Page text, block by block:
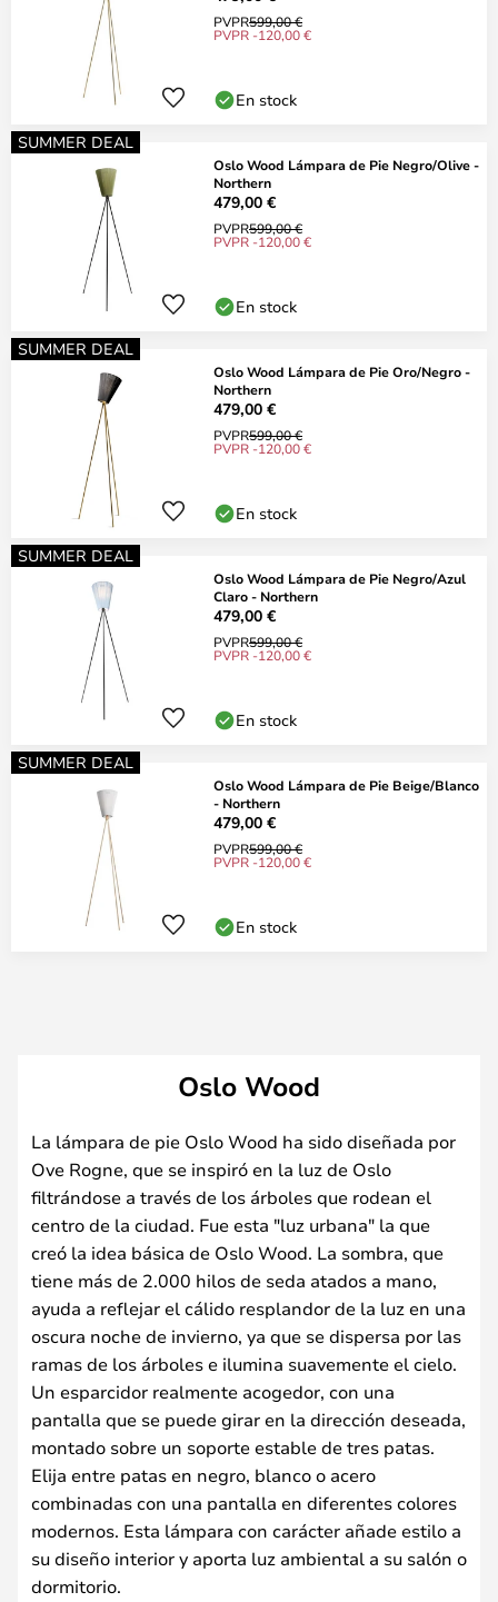
PVPR599,00 €
PVPR -120,00 €
En stock
SUMMER DEAL
Oslo Wood Lámpara de Pie Negro/Olive -
Northern
479,00 €
PVPR599,00 €
PVPR -120,00 €
En stock
SUMMER DEAL
Oslo Wood Lámpara de Pie Oro/Negro -
Northern
479,00 €
PVPR599,00 €
PVPR -120,00 €
En stock
SUMMER DEAL
Oslo Wood Lámpara de Pie Negro/Azul
Claro - Northern
479,00 €
PVPR599,00 €
PVPR -120,00 €
En stock
SUMMER DEAL
Oslo Wood Lámpara de Pie Beige/Blanco
- Northern
479,00 €
PVPR599,00 €
PVPR -120,00 €
En stock
Oslo Wood
La lámpara de pie Oslo Wood ha sido diseñada por
Ove Rogne, que se inspiró en la luz de Oslo
filtrándose a través de los árboles que rodean el
centro de la ciudad. Fue esta "luz urbana" la que
creó la idea básica de Oslo Wood. La sombra, que
tiene más de 2.000 hilos de seda atados a mano,
ayuda a reflejar el cálido resplandor de la luz en una
oscura noche de invierno, ya que se dispersa por las
ramas de los árboles e ilumina suavemente el cielo.
Un esparcidor realmente acogedor, con una
pantalla que se puede girar en la dirección deseada,
montado sobre un soporte estable de tres patas.
Elija entre patas en negro, blanco o acero
combinadas con una pantalla en diferentes colores
modernos. Esta lámpara con carácter añade estilo a
su diseño interior y aporta luz ambiental a su salón o
dormitorio.